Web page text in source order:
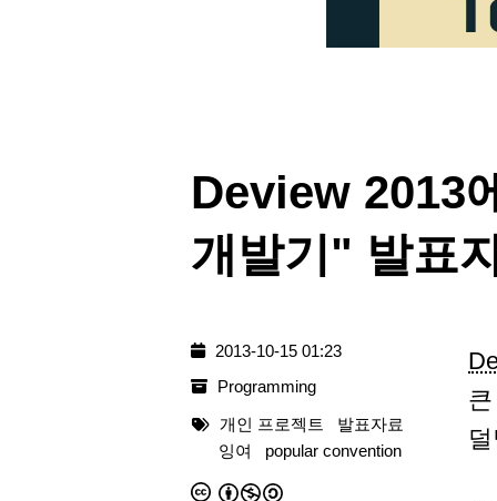
Deview 2013
개발기" 발표
2013-10-15 01:23
Programming
개인 프로젝트
발표자료
잉여
popular convention